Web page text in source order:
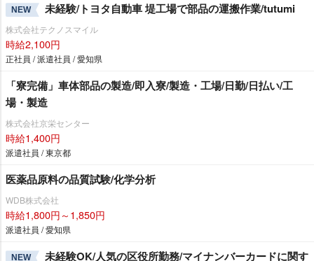
NEW 未経験/トヨタ自動車 堤工場で部品の運搬作業/tutumi
株式会社テクノスマイル
時給2,100円
正社員 / 派遣社員 / 愛知県
「寮完備」車体部品の製造/即入寮/製造・工場/日勤/日払い/工
場・製造
株式会社京栄センター
時給1,400円
派遣社員 / 東京都
医薬品原料の品質試験/化学分析
WDB株式会社
時給1,800円～1,850円
派遣社員 / 愛知県
NEW 未経験OK/人気の区役所勤務/マイナンバーカードに関す